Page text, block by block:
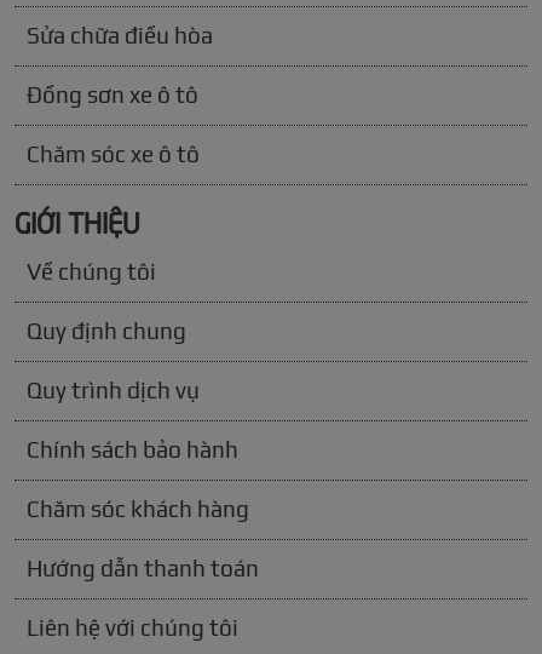
Sửa chữa điều hòa
Đồng sơn xe ô tô
Chăm sóc xe ô tô
GIỚI THIỆU
Về chúng tôi
Quy định chung
Quy trình dịch vụ
Chính sách bảo hành
Chăm sóc khách hàng
Hướng dẫn thanh toán
Liên hệ với chúng tôi